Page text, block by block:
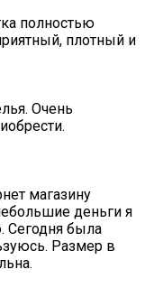
полностью
плотный и
Очень
магазину
деньги я
Сегодня была
Размер в